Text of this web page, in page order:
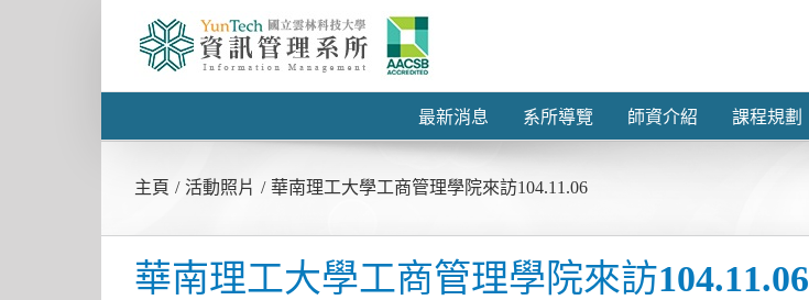
最新消息 系所導覽 師資介紹 課程規劃
主頁 / 活動照片 / 華南理工大學工商管理學院來訪104.11.06
華南理工大學工商管理學院來訪104.11.06